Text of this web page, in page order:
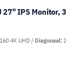
27" IPS Monitor,
4K UHD Diagonaal